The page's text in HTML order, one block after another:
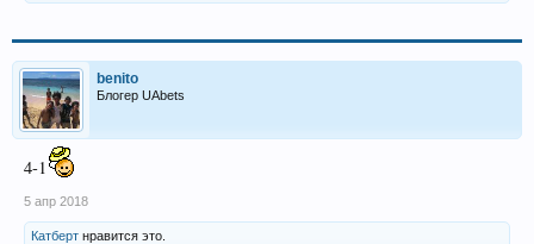
benito
Блогер UAbets
4-1
5 апр 2018
Катберт нравится это.